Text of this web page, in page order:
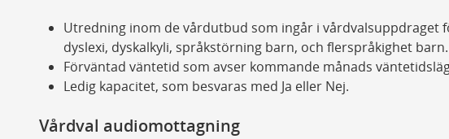
Utredning inom de vårdutbud som ingår i vårdvalsuppdraget
dyslexi, dyskalkyli, språkstörning barn, och flerspråkighet barn.
Förväntad väntetid som avser kommande månads
Ledig kapacitet, som besvaras med Ja eller Nej.
Vårdval audiomottagning